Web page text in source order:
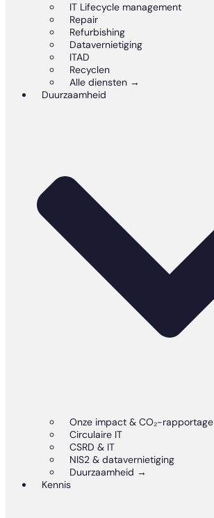
IT Lifecycle management
Repair
Refurbishing
Datavernietiging
ITAD
Recyclen
Alle diensten →
Duurzaamheid
Onze impact & CO₂-rapportage
Circulaire IT
CSRD & IT
NIS2 & datavernietiging
Duurzaamheid →
Kennis